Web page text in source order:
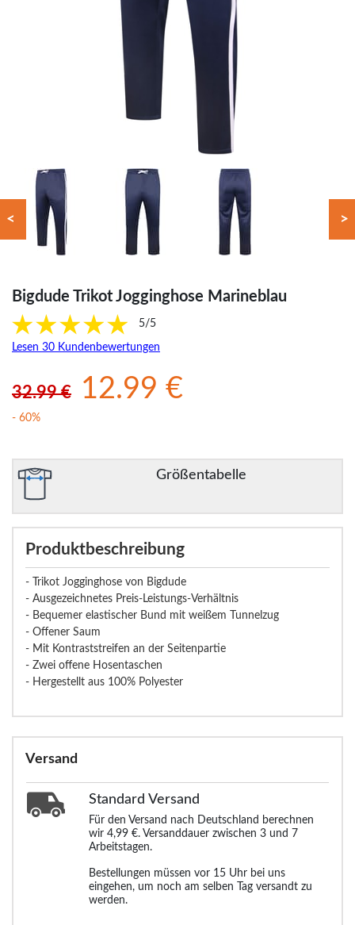
< >
Bigdude Trikot Jogginghose Marineblau
5/5
Lesen 30 Kundenbewertungen
32.99 € 12.99 €
- 60%
Größentabelle
Produktbeschreibung
- Trikot Jogginghose von Bigdude
- Ausgezeichnetes Preis-Leistungs-Verhältnis
- Bequemer elastischer Bund mit weißem Tunnelzug
- Offener Saum
- Mit Kontraststreifen an der Seitenpartie
- Zwei offene Hosentaschen
- Hergestellt aus 100% Polyester
Versand
Standard Versand
Für den Versand nach Deutschland berechnen
wir 4,99 €. Versanddauer zwischen 3 und 7
Arbeitstagen.
Bestellungen müssen vor 15 Uhr bei uns
eingehen, um noch am selben Tag versandt zu
werden.